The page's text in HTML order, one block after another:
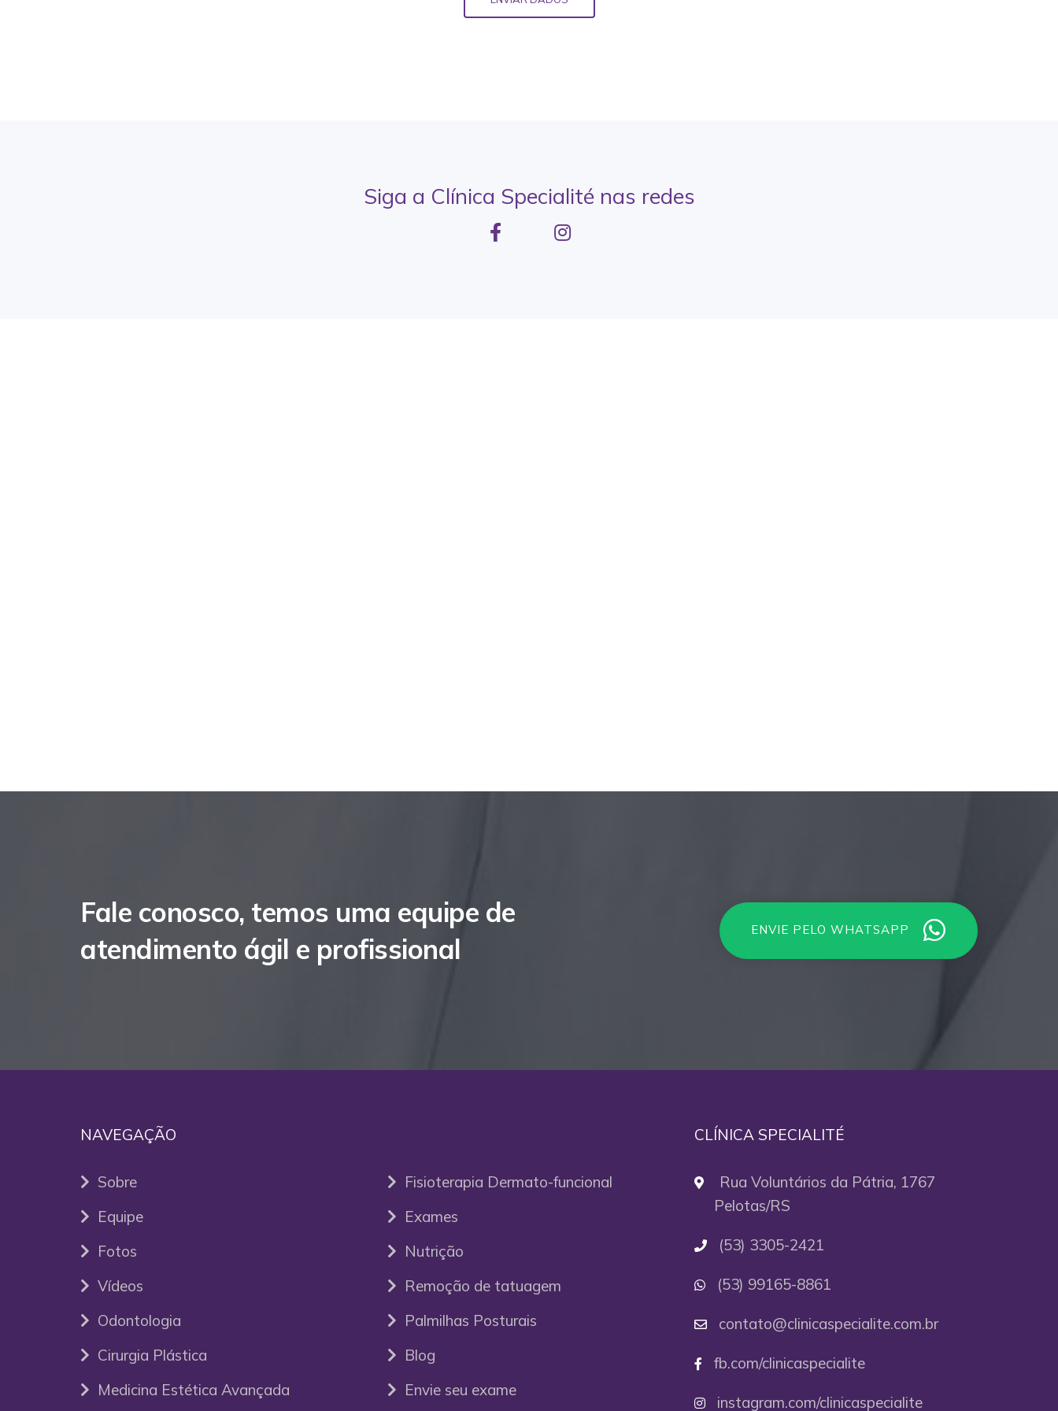
Siga a Clínica Specialité nas redes
Fale conosco, temos uma equipe de
atendimento ágil e profissional
ENVIE PELO WHATSAPP
NAVEGAÇÃO
Sobre
Equipe
Fotos
Vídeos
Odontologia
Cirurgia Plástica
Medicina Estética Avançada
Fisioterapia Dermato-funcional
Exames
Nutrição
Remoção de tatuagem
Palmilhas Posturais
Blog
Envie seu exame
CLÍNICA SPECIALITÉ
Rua Voluntários da Pátria, 1767
Pelotas/RS
(53) 3305-2421
(53) 99165-8861
contato@clinicaspecialite.com.br
fb.com/clinicaspecialite
instagram.com/clinicaspecialite